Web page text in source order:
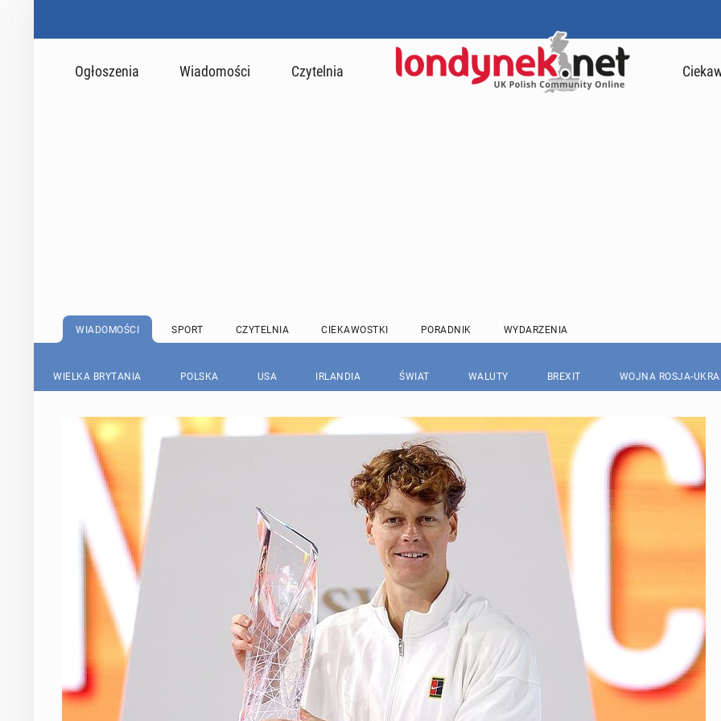
Ogłoszenia Wiadomości Czytelnia
WIADOMOŚCI SPORT CZYTELNIA CIEKAWOSTKI PORADNIK WYDARZENIA
WIELKA BRYTANIA POLSKA USA IRLANDIA ŚWIAT WALUTY BREXIT WOJNA ROSJA-